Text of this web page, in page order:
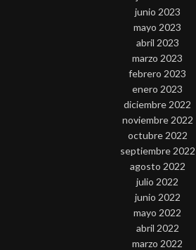
junio 2023
mayo 2023
abril 2023
marzo 2023
febrero 2023
enero 2023
diciembre 2022
noviembre 2022
octubre 2022
septiembre 2022
agosto 2022
julio 2022
junio 2022
mayo 2022
abril 2022
marzo 2022